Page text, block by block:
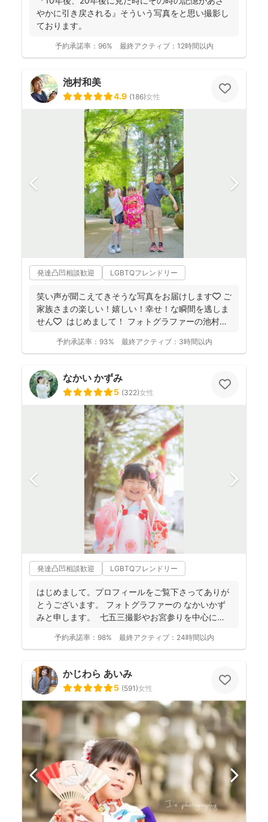
やかに引き戻される』そういう写真をと思い撮影し
ております。
予約承諾率： 96% 最終アクティブ： 12時間以内
池村和美
4.9 (186)女性
発達凸凹相談歓迎 LGBTQフレンドリー
笑い声が聞こえてきそうな写真をお届けします🧡 ご
家族さまの楽しい！嬉しい！幸せ！な瞬間を逃しま
せん🧡 ⁡ はじめまして！ フォトグラファーの池村
予約承諾率： 93% 最終アクティブ： 3時間以内
なかい かずみ
5 (322)女性
発達凸凹相談歓迎 LGBTQフレンドリー
はじめまして。プロフィールをご覧下さってありが
とうございます。 フォトグラファーの なかいかず
みと申します。 七五三撮影やお宮参りを中心に家
予約承諾率： 98% 最終アクティブ： 24時間以内
かじわら あいみ
5 (591)女性